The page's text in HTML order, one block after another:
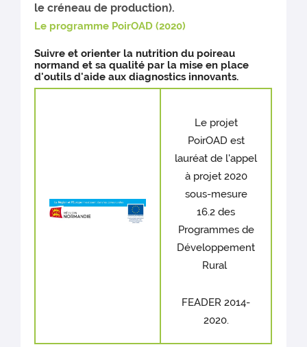
le créneau de production).
Le programme PoirOAD (2020)
Suivre et orienter la nutrition du poireau
normand et sa qualité par la mise en place
d'outils d'aide aux diagnostics innovants.
Le projet
PoirOAD est
lauréat de l'appel
à projet 2020
sous-mesure
16.2 des
Programmes de
Développement
Rural
FEADER 2014-
2020.